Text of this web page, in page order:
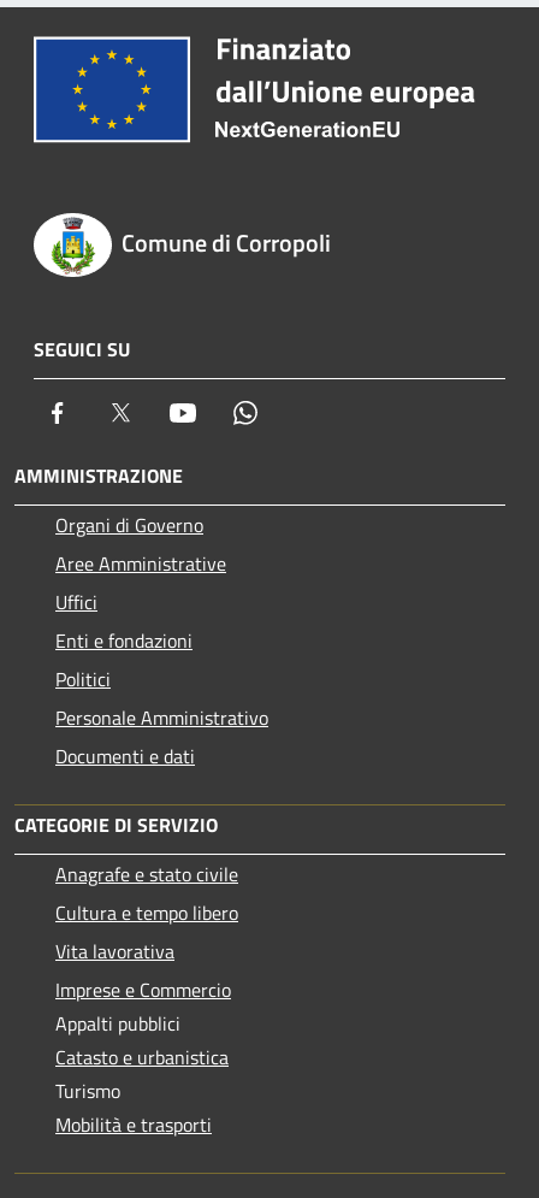
Comune di Corropoli
SEGUICI SU
Facebook Twitter Youtube
AMMINISTRAZIONE
Organi di Governo
Aree Amministrative
Uffici
Enti e fondazioni
Politici
Personale Amministrativo
Documenti e dati
CATEGORIE DI SERVIZIO
Anagrafe e stato civile
Cultura e tempo libero
Vita lavorativa
Imprese e Commercio
Appalti pubblici
Catasto e urbanistica
Turismo
Mobilità e trasporti